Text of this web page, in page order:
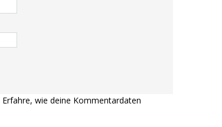
Erfahre, wie deine Kommentardaten